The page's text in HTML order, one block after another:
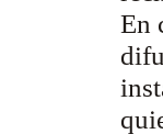
En